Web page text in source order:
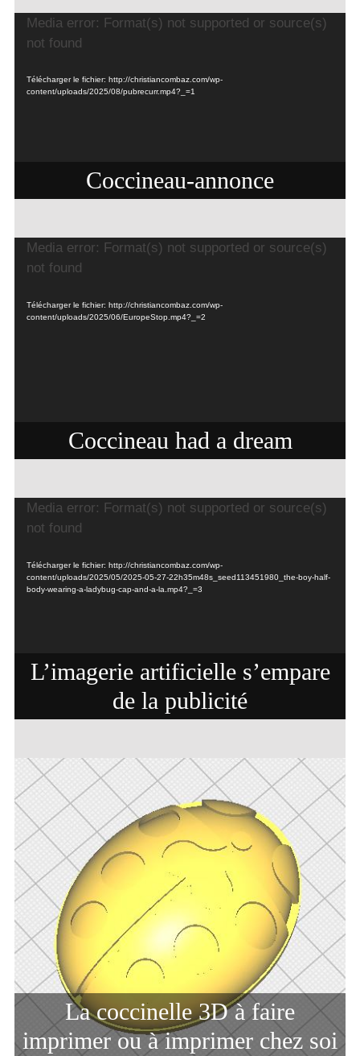
Lecteur
Media error: Format(s) not supported or source(s)
not found
Télécharger le fichier: http://christiancombaz.com/wp-
content/uploads/2025/08/pubrecurr.mp4?_=1
Coccineau-annonce
Lecteur
Media error: Format(s) not supported or source(s)
not found
Télécharger le fichier: http://christiancombaz.com/wp-
content/uploads/2025/06/EuropeStop.mp4?_=2
Coccineau had a dream
Lecteur
Media error: Format(s) not supported or source(s)
not found
Télécharger le fichier: http://christiancombaz.com/wp-
content/uploads/2025/05/2025-05-27-22h35m48s_seed113451980_the-boy-half-
body-wearing-a-ladybug-cap-and-a-la.mp4?_=3
L’imagerie artificielle s’empare
de la publicité
La coccinelle 3D à faire
imprimer ou à imprimer chez soi